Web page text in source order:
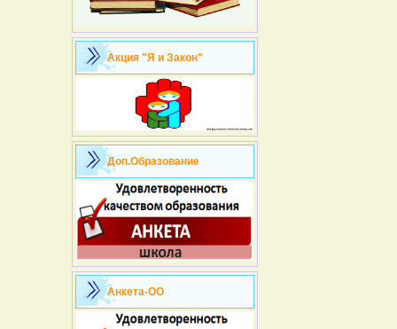
Акция "Я и Закон"
Доп.Образование
Анкета-ОО